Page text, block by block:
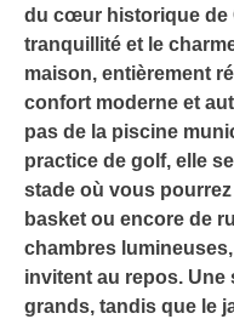
du cœur historique de
tranquillité et le
maison, entièrement
confort moderne et
pas de la piscine
practice de golf, elle
stade où vous
basket ou encore de
chambres
invitent au repos. Une
grands, tandis que le